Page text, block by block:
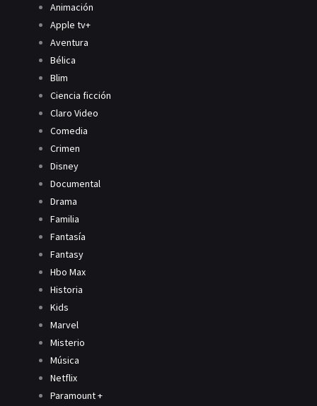
Animación
Apple tv+
Aventura
Bélica
Blim
Ciencia ficción
Claro Video
Comedia
Crimen
Disney
Documental
Drama
Familia
Fantasía
Fantasy
Hbo Max
Historia
Kids
Marvel
Misterio
Música
Netflix
Paramount +